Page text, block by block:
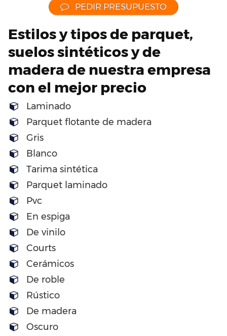
PEDIR PRESUPUESTO
Estilos y tipos de parquet,
suelos sintéticos y de
madera de nuestra empresa
con el mejor precio
Laminado
Parquet flotante de madera
Gris
Blanco
Tarima sintética
Parquet laminado
Pvc
En espiga
De vinilo
Courts
Cerámicos
De roble
Rústico
De madera
Oscuro